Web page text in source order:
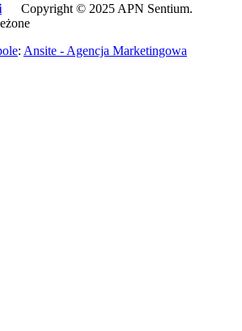
Copyright © 2025 APN Sentium.
: Ansite - Agencja Marketingowa